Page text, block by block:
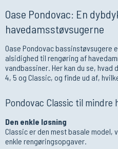
Oase Pondovac: En
havedamsstøvsugerne
Oase Pondovac
alsidighed til rengøring af
vandbassiner. Her kan du se, hvad
4, 5 og Classic, og finde ud af,
Pondovac Classic til mindre
Den enkle løsning
Classic er den mest basale model,
enkle rengøringsopgaver.